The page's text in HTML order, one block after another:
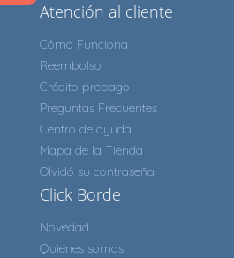
Atención al cliente
Cómo Funciona
Reembolso
Crédito prepago
Preguntas Frecuentes
Centro de ayuda
Mapa de la Tienda
Olvidó su contraseña
Click Borde
Novedad
Quienes somos